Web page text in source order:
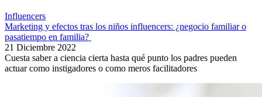
Influencers
Marketing y efectos tras los niños influencers: ¿negocio familiar o
pasatiempo en familia?
21 Diciembre 2022
Cuesta saber a ciencia cierta hasta qué punto los padres pueden
actuar como instigadores o como meros facilitadores